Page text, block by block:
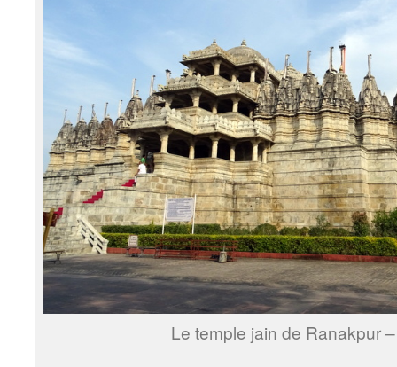
Le temple jain de Ranakpur